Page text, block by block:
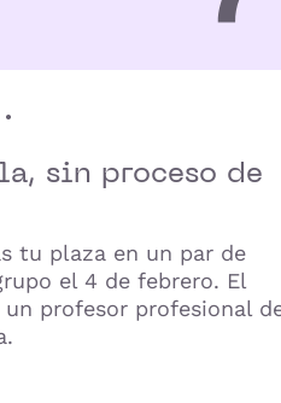
sin proceso de
tu plaza en un par de
el 4 de febrero. El
profesor profesional